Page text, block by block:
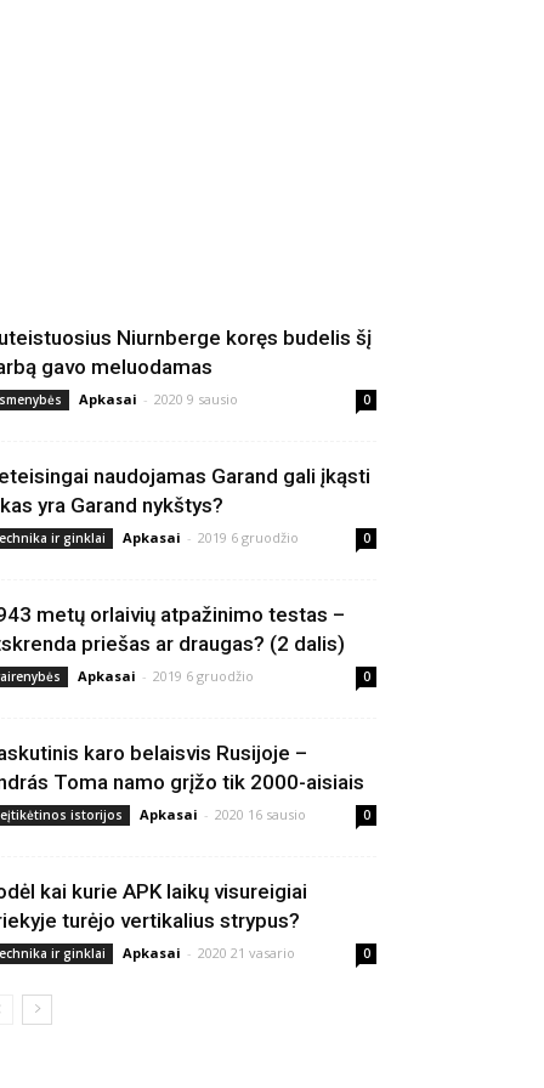
Niurnberge koręs budelis šį
gavo meluodamas
Apkasai - 2020 9 sausio 0
naudojamas Garand gali įkąsti
yra Garand nykštys?
ir ginklai Apkasai - 2019 6 gruodžio 0
metų orlaivių atpažinimo testas –
priešas ar draugas? (2 dalis)
Apkasai - 2019 6 gruodžio 0
karo belaisvis Rusijoje –
Toma namo grįžo tik 2000-aisiais
istorijos Apkasai - 2020 16 sausio 0
kai kurie APK laikų visureigiai
turėjo vertikalius strypus?
ir ginklai Apkasai - 2020 21 vasario 0